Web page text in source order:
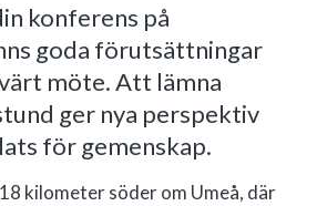
konferens på
goda förutsättningar
möte. Att lämna
ger nya perspektiv
för gemenskap.
kilometer söder om Umeå, där